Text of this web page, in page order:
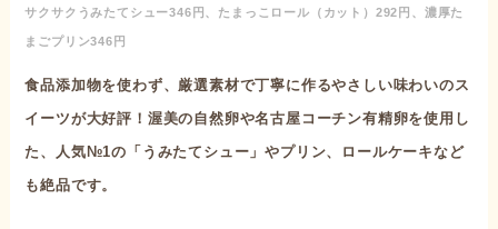
サクサクうみたてシュー346円、たまっこロール（カット）292円、濃厚た
まごプリン346円
食品添加物を使わず、厳選素材で丁寧に作るやさしい味わいのス
イーツが大好評！渥美の自然卵や名古屋コーチン有精卵を使用し
た、人気№1の「うみたてシュー」やプリン、ロールケーキなど
も絶品です。